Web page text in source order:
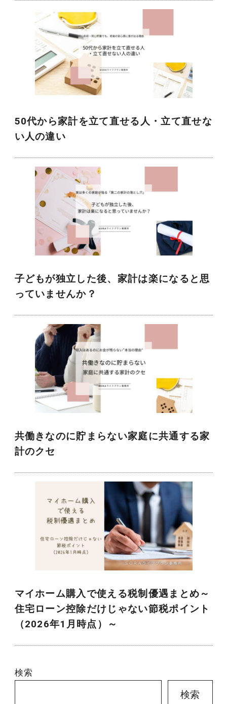
50代から家計を立て直せる人・立て直せな
い人の違い
子どもが独立した後、家計は楽になると思
っていませんか？
共働きなのに貯まらない家庭に共通する家
計のクセ
マイホーム購入で使える税制優遇まとめ～
住宅ローン控除だけじゃない節税ポイント
（2026年1月時点）～
検索
検索